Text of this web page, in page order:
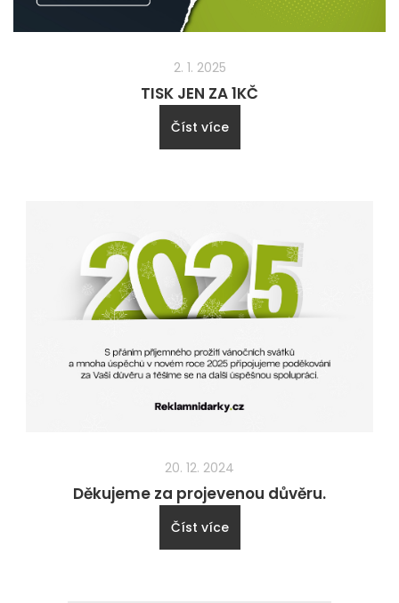
2. 1. 2025
TISK JEN ZA 1KČ
Číst více
20. 12. 2024
Děkujeme za projevenou důvěru.
Číst více